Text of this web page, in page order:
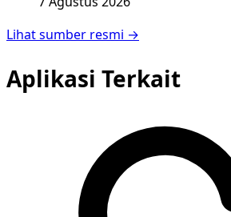
Lihat sumber resmi →
Aplikasi Terkait